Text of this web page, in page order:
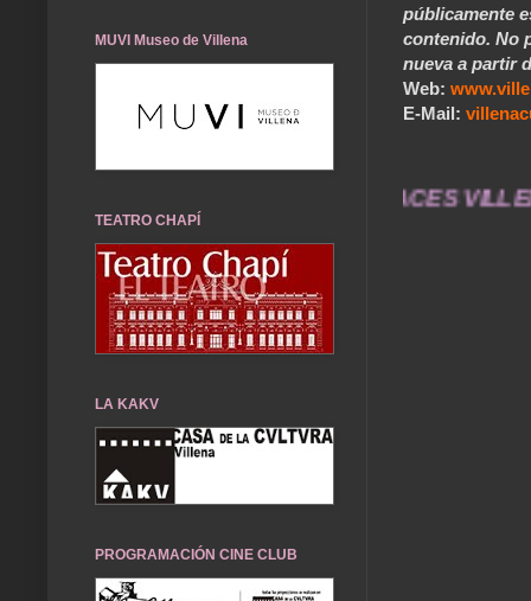
públicamente
contenido. No
nueva a partir
Web:
E-Mail:
toda una vida .... TÚ HACES VILLENA
MUVI Museo de Villena
TEATRO CHAPÍ
LA KAKV
PROGRAMACIÓN CINE CLUB